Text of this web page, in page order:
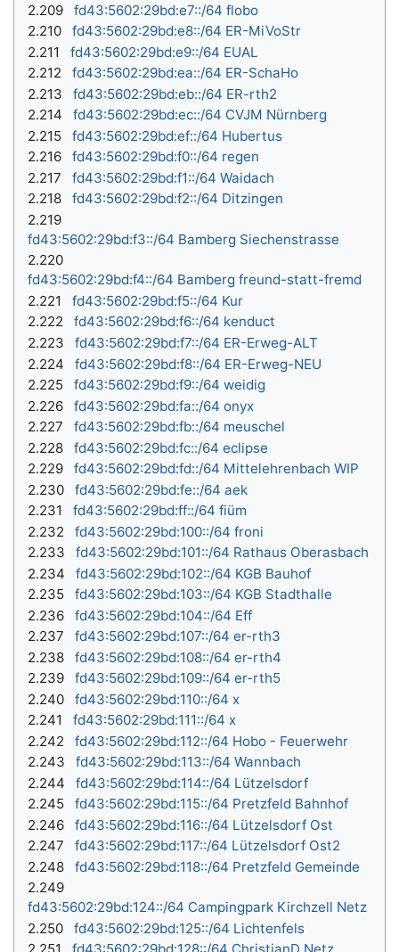
2.209
fd43:5602:29bd:e7::/64 flobo
2.210
fd43:5602:29bd:e8::/64 ER-MiVoStr
2.211
fd43:5602:29bd:e9::/64 EUAL
2.212
fd43:5602:29bd:ea::/64 ER-SchaHo
2.213
fd43:5602:29bd:eb::/64 ER-rth2
2.214
fd43:5602:29bd:ec::/64 CVJM Nürnberg
2.215
fd43:5602:29bd:ef::/64 Hubertus
2.216
fd43:5602:29bd:f0::/64 regen
2.217
fd43:5602:29bd:f1::/64 Waidach
2.218
fd43:5602:29bd:f2::/64 Ditzingen
2.219
fd43:5602:29bd:f3::/64 Bamberg Siechenstrasse
2.220
fd43:5602:29bd:f4::/64 Bamberg freund-statt-fremd
2.221
fd43:5602:29bd:f5::/64 Kur
2.222
fd43:5602:29bd:f6::/64 kenduct
2.223
fd43:5602:29bd:f7::/64 ER-Erweg-ALT
2.224
fd43:5602:29bd:f8::/64 ER-Erweg-NEU
2.225
fd43:5602:29bd:f9::/64 weidig
2.226
fd43:5602:29bd:fa::/64 onyx
2.227
fd43:5602:29bd:fb::/64 meuschel
2.228
fd43:5602:29bd:fc::/64 eclipse
2.229
fd43:5602:29bd:fd::/64 Mittelehrenbach WIP
2.230
fd43:5602:29bd:fe::/64 aek
2.231
fd43:5602:29bd:ff::/64 fiüm
2.232
fd43:5602:29bd:100::/64 froni
2.233
fd43:5602:29bd:101::/64 Rathaus Oberasbach
2.234
fd43:5602:29bd:102::/64 KGB Bauhof
2.235
fd43:5602:29bd:103::/64 KGB Stadthalle
2.236
fd43:5602:29bd:104::/64 Eff
2.237
fd43:5602:29bd:107::/64 er-rth3
2.238
fd43:5602:29bd:108::/64 er-rth4
2.239
fd43:5602:29bd:109::/64 er-rth5
2.240
fd43:5602:29bd:110::/64 x
2.241
fd43:5602:29bd:111::/64 x
2.242
fd43:5602:29bd:112::/64 Hobo - Feuerwehr
2.243
fd43:5602:29bd:113::/64 Wannbach
2.244
fd43:5602:29bd:114::/64 Lützelsdorf
2.245
fd43:5602:29bd:115::/64 Pretzfeld Bahnhof
2.246
fd43:5602:29bd:116::/64 Lützelsdorf Ost
2.247
fd43:5602:29bd:117::/64 Lützelsdorf Ost2
2.248
fd43:5602:29bd:118::/64 Pretzfeld Gemeinde
2.249
fd43:5602:29bd:124::/64 Campingpark Kirchzell Netz
2.250
fd43:5602:29bd:125::/64 Lichtenfels